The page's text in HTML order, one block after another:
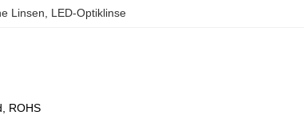
Linsen LED-Optiklinse
ROHS